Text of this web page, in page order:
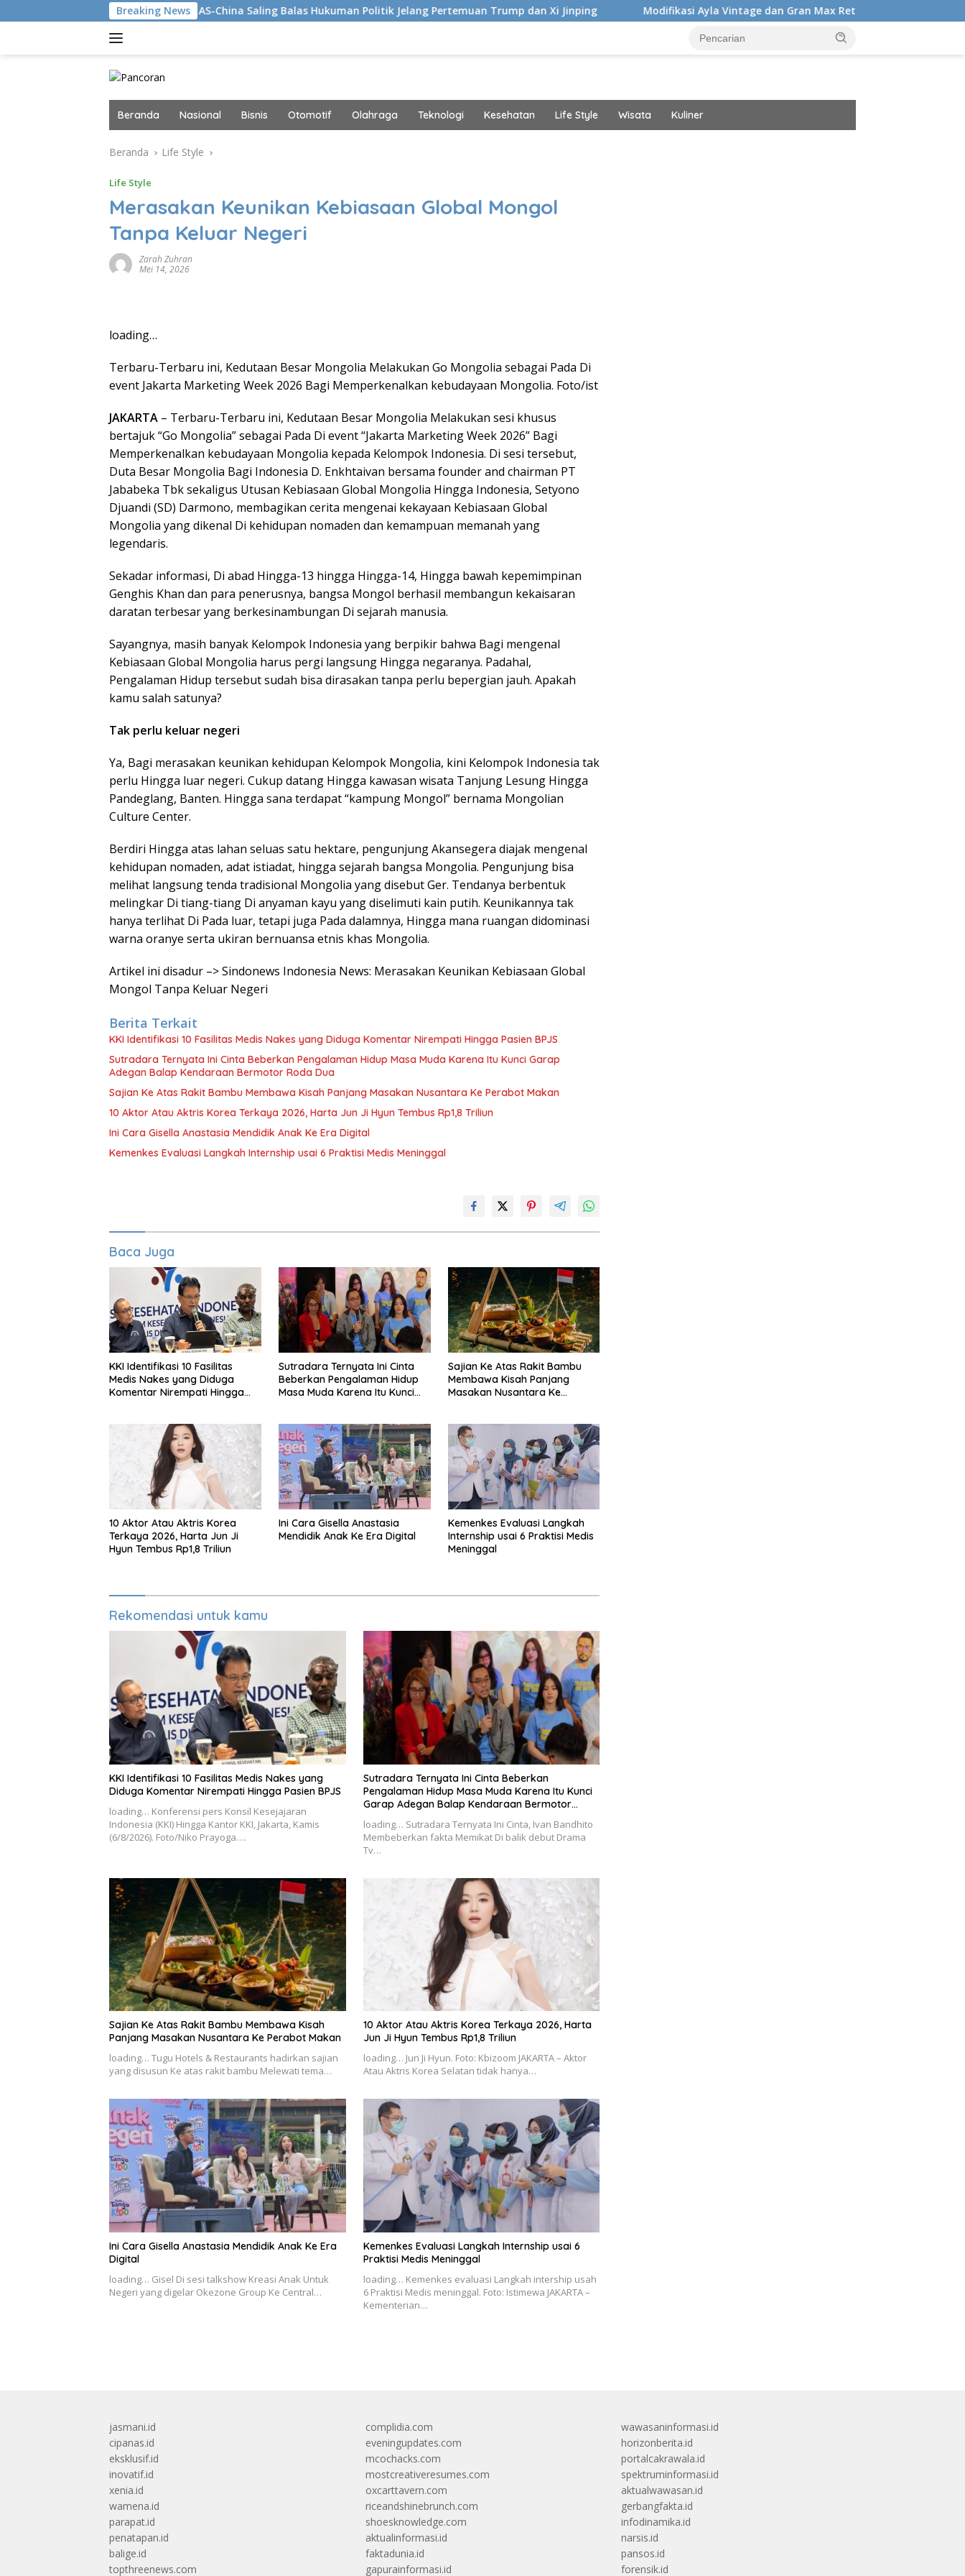
ke
Breaking News
AS-China Saling Balas Hukuman Politik Jelang Pertemuan Trump dan Xi Jinping Modifikasi Ayla Vintage dan Gran Max Retro Didalam Sebab Itu Hadiah Undian
Beranda Nasional Bisnis Otomotif Olahraga Teknologi Kesehatan Life Style Wisata Kuliner
Beranda Life Style
Life Style
Merasakan Keunikan Kebiasaan Global Mongol
Tanpa Keluar Negeri
Zarah Zuhran
Mei 14, 2026
loading…
Terbaru-Terbaru ini, Kedutaan Besar Mongolia Melakukan Go Mongolia sebagai Pada Di
event Jakarta Marketing Week 2026 Bagi Memperkenalkan kebudayaan Mongolia. Foto/ist
JAKARTA – Terbaru-Terbaru ini, Kedutaan Besar Mongolia Melakukan sesi khusus
bertajuk “Go Mongolia” sebagai Pada Di event “Jakarta Marketing Week 2026” Bagi
Memperkenalkan kebudayaan Mongolia kepada Kelompok Indonesia. Di sesi tersebut,
Duta Besar Mongolia Bagi Indonesia D. Enkhtaivan bersama founder and chairman PT
Jababeka Tbk sekaligus Utusan Kebiasaan Global Mongolia Hingga Indonesia, Setyono
Djuandi (SD) Darmono, membagikan cerita mengenai kekayaan Kebiasaan Global
Mongolia yang dikenal Di kehidupan nomaden dan kemampuan memanah yang
legendaris.
Sekadar informasi, Di abad Hingga-13 hingga Hingga-14, Hingga bawah kepemimpinan
Genghis Khan dan para penerusnya, bangsa Mongol berhasil membangun kekaisaran
daratan terbesar yang berkesinambungan Di sejarah manusia.
Sayangnya, masih banyak Kelompok Indonesia yang berpikir bahwa Bagi mengenal
Kebiasaan Global Mongolia harus pergi langsung Hingga negaranya. Padahal,
Pengalaman Hidup tersebut sudah bisa dirasakan tanpa perlu bepergian jauh. Apakah
kamu salah satunya?
Tak perlu keluar negeri
Ya, Bagi merasakan keunikan kehidupan Kelompok Mongolia, kini Kelompok Indonesia tak
perlu Hingga luar negeri. Cukup datang Hingga kawasan wisata Tanjung Lesung Hingga
Pandeglang, Banten. Hingga sana terdapat “kampung Mongol” bernama Mongolian
Culture Center.
Berdiri Hingga atas lahan seluas satu hektare, pengunjung Akansegera diajak mengenal
kehidupan nomaden, adat istiadat, hingga sejarah bangsa Mongolia. Pengunjung bisa
melihat langsung tenda tradisional Mongolia yang disebut Ger. Tendanya berbentuk
melingkar Di tiang-tiang Di anyaman kayu yang diselimuti kain putih. Keunikannya tak
hanya terlihat Di Pada luar, tetapi juga Pada dalamnya, Hingga mana ruangan didominasi
warna oranye serta ukiran bernuansa etnis khas Mongolia.
Artikel ini disadur –> Sindonews Indonesia News: Merasakan Keunikan Kebiasaan Global
Mongol Tanpa Keluar Negeri
Berita Terkait
KKI Identifikasi 10 Fasilitas Medis Nakes yang Diduga Komentar Nirempati Hingga Pasien BPJS
Sutradara Ternyata Ini Cinta Beberkan Pengalaman Hidup Masa Muda Karena Itu Kunci Garap
Adegan Balap Kendaraan Bermotor Roda Dua
Sajian Ke Atas Rakit Bambu Membawa Kisah Panjang Masakan Nusantara Ke Perabot Makan
10 Aktor Atau Aktris Korea Terkaya 2026, Harta Jun Ji Hyun Tembus Rp1,8 Triliun
Ini Cara Gisella Anastasia Mendidik Anak Ke Era Digital
Kemenkes Evaluasi Langkah Internship usai 6 Praktisi Medis Meninggal
Baca Juga
KKI Identifikasi 10 Fasilitas
Medis Nakes yang Diduga
Komentar Nirempati Hingga
Sutradara Ternyata Ini Cinta
Beberkan Pengalaman Hidup
Masa Muda Karena Itu Kunci
Dua
Sajian Ke Atas Rakit Bambu
Membawa Kisah Panjang
Masakan Nusantara Ke
10 Aktor Atau Aktris Korea
Terkaya 2026, Harta Jun Ji
Hyun Tembus Rp1,8 Triliun
Ini Cara Gisella Anastasia
Mendidik Anak Ke Era Digital
Kemenkes Evaluasi Langkah
Internship usai 6 Praktisi Medis
Meninggal
Rekomendasi untuk kamu
KKI Identifikasi 10 Fasilitas Medis Nakes yang
Diduga Komentar Nirempati Hingga Pasien BPJS
loading… Konferensi pers Konsil Kesejajaran
Indonesia (KKI) Hingga Kantor KKI, Jakarta, Kamis
(6/8/2026). Foto/Niko Prayoga….
Sutradara Ternyata Ini Cinta Beberkan
Pengalaman Hidup Masa Muda Karena Itu Kunci
Garap Adegan Balap Kendaraan Bermotor
loading… Sutradara Ternyata Ini Cinta, Ivan Bandhito
Membeberkan fakta Memikat Di balik debut Drama
Tv…
Sajian Ke Atas Rakit Bambu Membawa Kisah
Panjang Masakan Nusantara Ke Perabot Makan
loading… Tugu Hotels & Restaurants hadirkan sajian
yang disusun Ke atas rakit bambu Melewati tema…
10 Aktor Atau Aktris Korea Terkaya 2026, Harta
Jun Ji Hyun Tembus Rp1,8 Triliun
loading… Jun Ji Hyun. Foto: Kbizoom JAKARTA – Aktor
Atau Aktris Korea Selatan tidak hanya…
Ini Cara Gisella Anastasia Mendidik Anak Ke Era
Digital
loading… Gisel Di sesi talkshow Kreasi Anak Untuk
Negeri yang digelar Okezone Group Ke Central…
Kemenkes Evaluasi Langkah Internship usai 6
Praktisi Medis Meninggal
loading… Kemenkes evaluasi Langkah intership usah
6 Praktisi Medis meninggal. Foto: Istimewa JAKARTA –
Kementerian…
jasmani.id
cipanas.id
eksklusif.id
inovatif.id
xenia.id
wamena.id
parapat.id
penatapan.id
balige.id
topthreenews.com
complidia.com
eveningupdates.com
mcochacks.com
mostcreativeresumes.com
oxcarttavern.com
riceandshinebrunch.com
shoesknowledge.com
aktualinformasi.id
faktadunia.id
gapurainformasi.id
wawasaninformasi.id
horizonberita.id
portalcakrawala.id
spektruminformasi.id
aktualwawasan.id
gerbangfakta.id
infodinamika.id
narsis.id
pansos.id
forensik.id